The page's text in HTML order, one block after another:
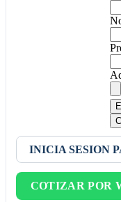
INICIA SESION
COTIZAR POR